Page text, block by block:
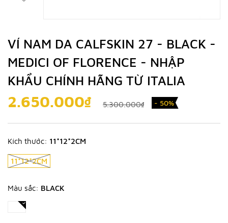
VÍ NAM DA CALFSKIN 27 - BLACK -
MEDICI OF FLORENCE - NHẬP
KHẨU CHÍNH HÃNG TỪ ITALIA
2.650.000₫ 5.300.000₫ - 50%
Kích thước: 11*12*2CM
11*12*2CM
Màu sắc: BLACK